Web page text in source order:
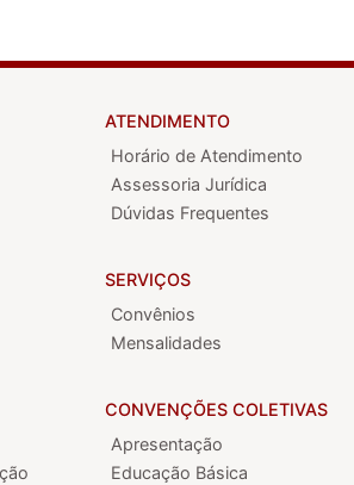
ATENDIMENTO
Horário de Atendimento
Assessoria Jurídica
Dúvidas Frequentes
SERVIÇOS
Convênios
Mensalidades
CONVENÇÕES COLETIVAS
Apresentação
Educação Básica